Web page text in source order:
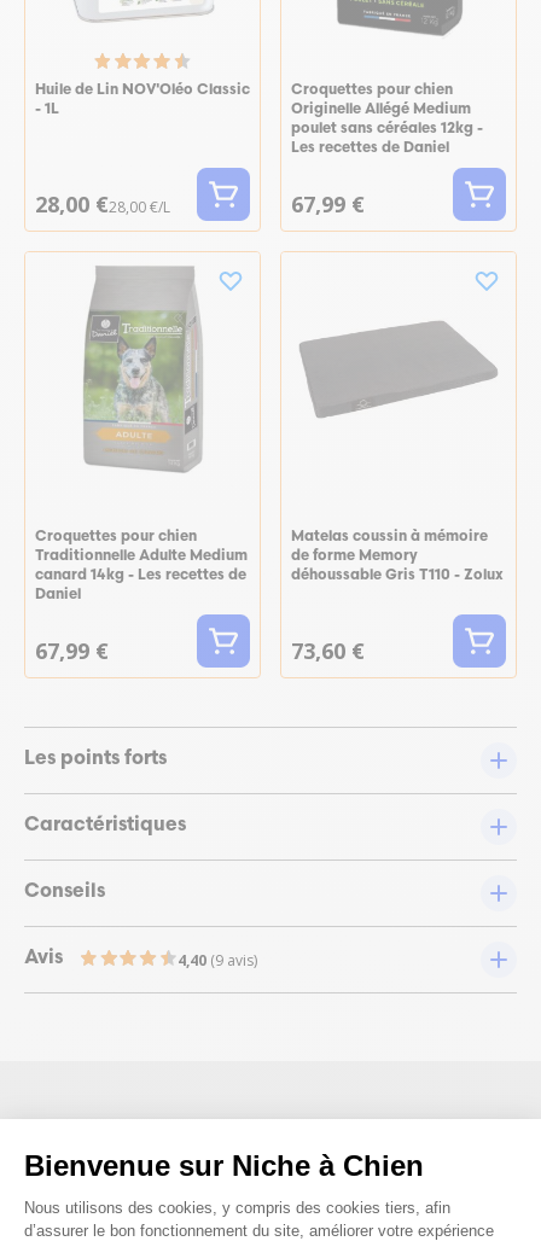
Bienvenue sur Niche à Chien
Plateforme de Gestion du
Nous utilisons des cookies, y compris des cookies tiers, afin
d’assurer le bon fonctionnement du site, améliorer votre expérience
Huile de Lin NOV'Oléo Classic
- 1L
28,00 €28,00 €/L
Croquettes pour chien
Originelle Allégé Medium
poulet sans céréales 12kg -
Les recettes de Daniel
67,99 €
Croquettes pour chien
Traditionnelle Adulte Medium
canard 14kg - Les recettes de
Daniel
67,99 €
Matelas coussin à mémoire
de forme Memory
déhoussable Gris T110 - Zolux
73,60 €
Les points forts
Caractéristiques
Conseils
Avis 4,40 (9 avis)
clients ;)